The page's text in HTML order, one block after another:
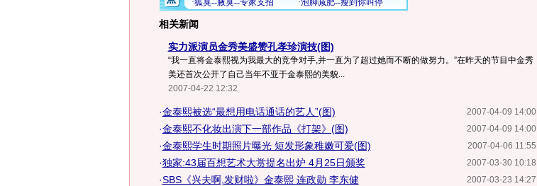
相关新闻
实力派演员金秀美盛赞孔孝珍演技(图)
“我一直将金泰熙视为我最大的竞争对手,并一直为了超过她而不断的做努力。”在昨天的节目中金秀
美还首次公开了自己当年不亚于金泰熙的美貌...
2007-04-22 12:32
2007-04-09 14:00
·金泰熙被选“最想用电话通话的艺人”(图)
2007-04-09 14:00
·金泰熙不化妆出演下一部作品《打架》(图)
2007-04-06 11:55
·金泰熙学生时期照片曝光 短发形象稚嫩可爱(图)
2007-03-30 10:18
·独家:43届百想艺术大赏提名出炉 4月25日颁奖
2007-03-23 14:27
·SBS《兴夫啊,发财啦》金泰熙 连政勋 李东健